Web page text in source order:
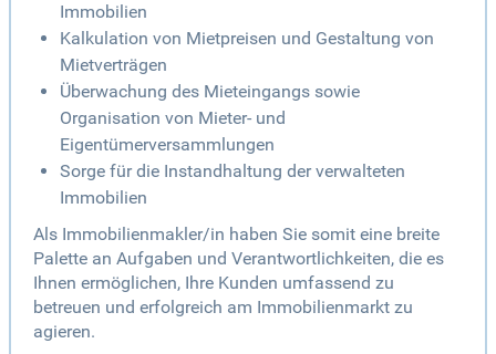
Immobilien
Kalkulation von Mietpreisen und Gestaltung von
Mietverträgen
Überwachung des Mieteingangs sowie
Organisation von Mieter- und
Eigentümerversammlungen
Sorge für die Instandhaltung der verwalteten
Immobilien
Als Immobilienmakler/in haben Sie somit eine breite
Palette an Aufgaben und Verantwortlichkeiten, die es
Ihnen ermöglichen, Ihre Kunden umfassend zu
betreuen und erfolgreich am Immobilienmarkt zu
agieren.